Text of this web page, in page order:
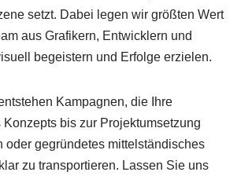
setzt. Dabei legen wir größten Wert
aus Grafikern, Entwicklern und
begeistern und Erfolge erzielen.
Kampagnen, die Ihre
bis zur Projektumsetzung
oder gegründetes mittelständisches
zu transportieren. Lassen Sie uns